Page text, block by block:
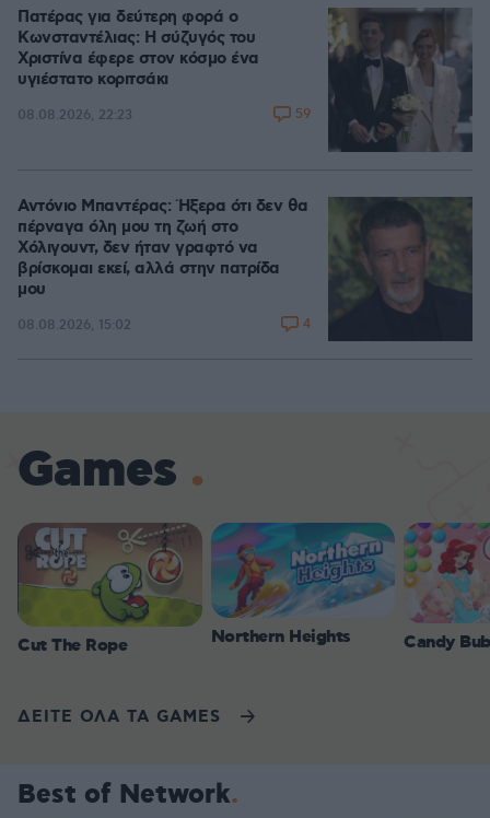
Πατέρας για δεύτερη φορά ο
Κωνσταντέλιας: Η σύζυγός του
Χριστίνα έφερε στον κόσμο ένα
υγιέστατο κοριτσάκι
08.08.2026, 22:23 59
Αντόνιο Μπαντέρας: Ήξερα ότι δεν θα
πέρναγα όλη μου τη ζωή στο
Χόλιγουντ, δεν ήταν γραφτό να
βρίσκομαι εκεί, αλλά στην πατρίδα
μου
08.08.2026, 15:02 4
Games
Cut The Rope Northern Heights Candy
ΔΕΙΤΕ ΟΛΑ ΤΑ GAMES
Best of Network